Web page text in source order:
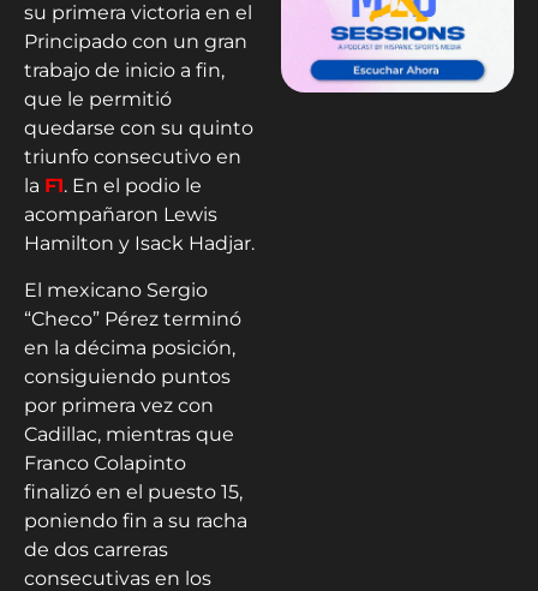
su primera victoria en el
Principado con un gran
trabajo de inicio a fin,
que le permitió
quedarse con su quinto
triunfo consecutivo en
la F1. En el podio le
acompañaron Lewis
Hamilton y Isack Hadjar.
El mexicano Sergio
“Checo” Pérez terminó
en la décima posición,
consiguiendo puntos
por primera vez con
Cadillac, mientras que
Franco Colapinto
finalizó en el puesto 15,
poniendo fin a su racha
de dos carreras
consecutivas en los